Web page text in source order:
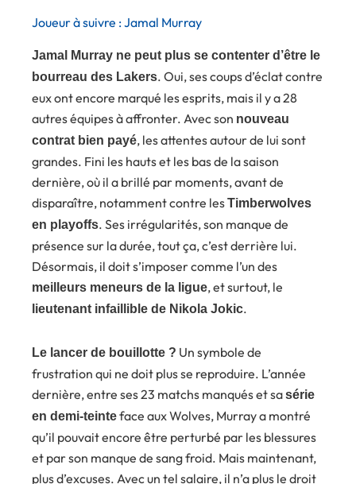
Joueur à suivre : Jamal Murray
Jamal Murray ne peut plus se contenter d’être le
bourreau des Lakers. Oui, ses coups d’éclat contre
eux ont encore marqué les esprits, mais il y a 28
autres équipes à affronter. Avec son nouveau
contrat bien payé, les attentes autour de lui sont
grandes. Fini les hauts et les bas de la saison
dernière, où il a brillé par moments, avant de
disparaître, notamment contre lesTimberwolves
en playoffs. Ses irrégularités, son manque de
présence sur la durée, tout ça, c’est derrière lui.
Désormais, il doit s’imposer comme l’un des
meilleurs meneurs de la ligue, et surtout, le
lieutenant infaillible de Nikola Jokic.
Le lancer de bouillotte ? Un symbole de
frustration qui ne doit plus se reproduire. L’année
dernière, entre ses 23 matchs manqués et sasérie
en demi-teinteface aux Wolves, Murray a montré
qu’il pouvait encore être perturbé par les blessures
et par son manque de sang froid. Mais maintenant,
plus d’excuses. Avec un tel salaire, il n’a plus le droit